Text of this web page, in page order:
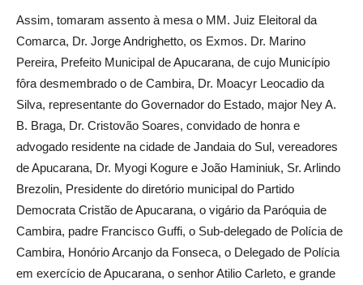
Assim, tomaram assento à mesa o MM. Juiz Eleitoral da
Comarca, Dr. Jorge Andrighetto, os Exmos. Dr. Marino
Pereira, Prefeito Municipal de Apucarana, de cujo Município
fôra desmembrado o de Cambira, Dr. Moacyr Leocadio da
Silva, representante do Governador do Estado, major Ney A.
B. Braga, Dr. Cristovão Soares, convidado de honra e
advogado residente na cidade de Jandaia do Sul, vereadores
de Apucarana, Dr. Myogi Kogure e João Haminiuk, Sr. Arlindo
Brezolin, Presidente do diretório municipal do Partido
Democrata Cristão de Apucarana, o vigário da Paróquia de
Cambira, padre Francisco Guffi, o Sub-delegado de Polícia de
Cambira, Honório Arcanjo da Fonseca, o Delegado de Polícia
em exercício de Apucarana, o senhor Atilio Carleto, e grande